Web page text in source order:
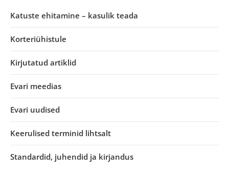
Katuste ehitamine – kasulik teada
Korteriühistule
Kirjutatud artiklid
Evari meedias
Evari uudised
Keerulised terminid lihtsalt
Standardid, juhendid ja kirjandus